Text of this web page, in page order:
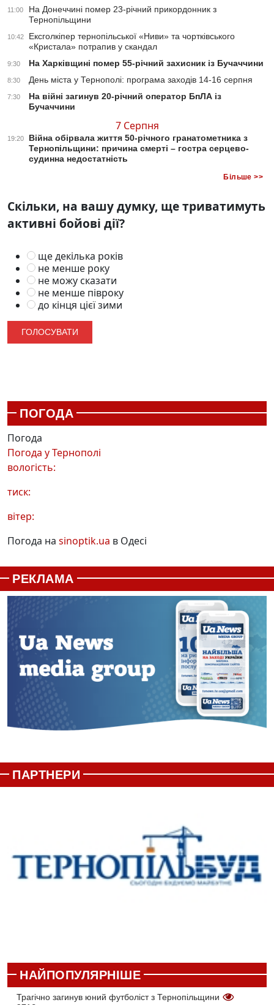
11:00
На Донеччині помер 23-річний прикордонник з
Тернопільщини
10:42
Ексголкіпер тернопільської «Ниви» та чортківського
«Кристала» потрапив у скандал
9:30 На Харківщині помер 55-річний захисник із Бучаччини
8:30 День міста у Тернополі: програма заходів 14-16 серпня
7:30
На війні загинув 20-річний оператор БпЛА із
Бучаччини
7 Серпня
19:20
Війна обірвала життя 50-річного гранатометника з
Тернопільщини: причина смерті – гостра серцево-
судинна недостатність
Більше >>
Скільки, на вашу думку, ще триватимуть
активні бойові дії?
ще декілька років
не менше року
не можу сказати
не менше півроку
до кінця цієї зими
ПОГОДА
Погода
Погода уТернополі
вологість:
тиск:
вітер:
Погода на sinoptik.ua в Одесі
РЕКЛАМА
ПАРТНЕРИ
НАЙПОПУЛЯРНІШЕ
Трагічно загинув юний футболіст з Тернопільщини